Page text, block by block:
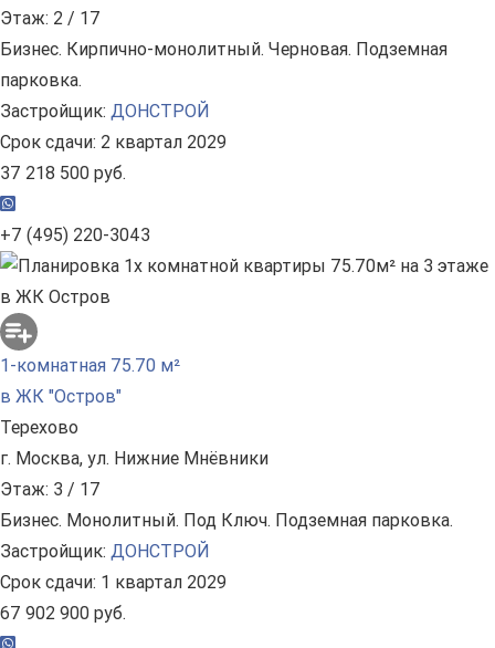
Этаж: 2 / 17
Бизнес. Кирпично-монолитный. Черновая. Подземная
парковка.
Застройщик: ДОНСТРОЙ
Срок сдачи: 2 квартал 2029
37 218 500 руб.
+7 (495) 220-3043
1-комнатная 75.70 м²
в ЖК "Остров"
Терехово
г. Москва, ул. Нижние Мнёвники
Этаж: 3 / 17
Бизнес. Монолитный. Под Ключ. Подземная парковка.
Застройщик: ДОНСТРОЙ
Срок сдачи: 1 квартал 2029
67 902 900 руб.